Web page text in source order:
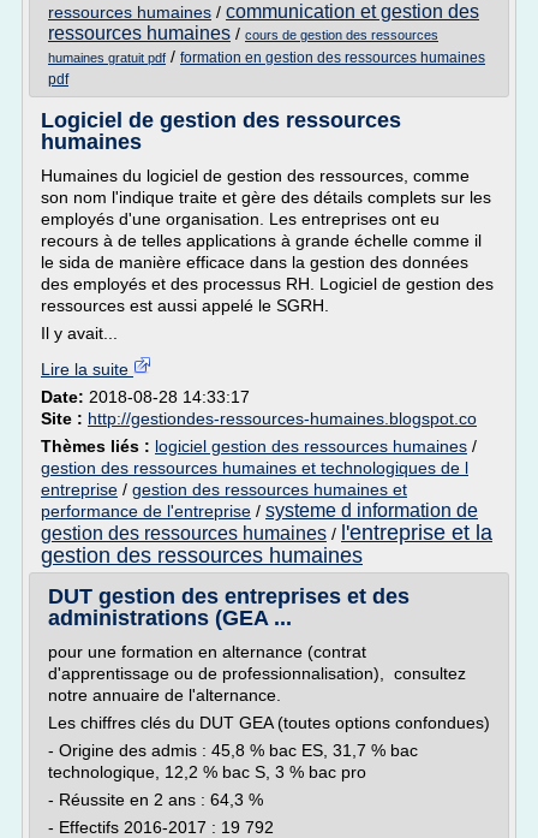
ressources humaines / communication et gestion des
ressources humaines / cours de gestion des ressources
humaines gratuit pdf / formation en gestion des ressources humaines
pdf
Logiciel de gestion des ressources
humaines
Humaines du logiciel de gestion des ressources, comme
son nom l'indique traite et gère des détails complets sur les
employés d'une organisation. Les entreprises ont eu
recours à de telles applications à grande échelle comme il
le sida de manière efficace dans la gestion des données
des employés et des processus RH. Logiciel de gestion des
ressources est aussi appelé le SGRH.
Il y avait...
Lire la suite
Date: 2018-08-28 14:33:17
Site : http://gestiondes-ressources-humaines.blogspot.co
Thèmes liés : logiciel gestion des ressources humaines /
gestion des ressources humaines et technologiques de l
entreprise / gestion des ressources humaines et
performance de l'entreprise / systeme d information de
gestion des ressources humaines / l'entreprise et la
gestion des ressources humaines
DUT gestion des entreprises et des
administrations (GEA ...
pour une formation en alternance (contrat
d'apprentissage ou de professionnalisation), consultez
notre annuaire de l'alternance.
Les chiffres clés du DUT GEA (toutes options confondues)
- Origine des admis : 45,8 % bac ES, 31,7 % bac
technologique, 12,2 % bac S, 3 % bac pro
- Réussite en 2 ans : 64,3 %
- Effectifs 2016-2017 : 19 792